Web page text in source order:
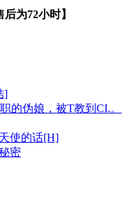
为72小时】
]
的伪娘，被T教到CI.。
使的话[H]
密